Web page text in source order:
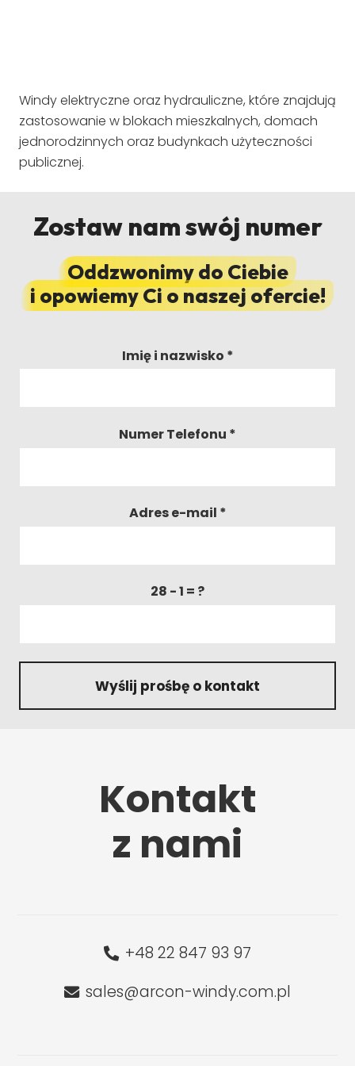
Windy elektryczne oraz hydrauliczne, które znajdują
zastosowanie w blokach mieszkalnych, domach
jednorodzinnych oraz budynkach użyteczności
publicznej.
Zostaw nam swój numer
Oddzwonimy do Ciebie
i opowiemy Ci o naszej ofercie!
Imię i nazwisko *
Numer Telefonu *
Adres e-mail *
28 - 1 = ?
Wyślij prośbę o kontakt
Kontakt
z nami
+48 22 847 93 97
sales@arcon-windy.com.pl